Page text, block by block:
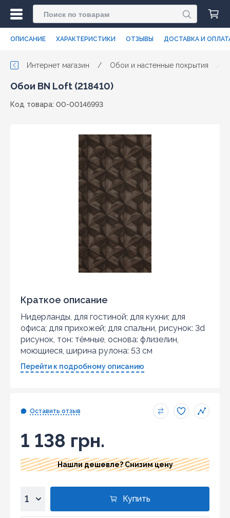
ОПИСАНИЕ ХАРАКТЕРИСТИКИ ОТЗЫВЫ ДОСТАВКА И
Интернет магазин / Обои и настенные покрытия
Обои BN Loft (218410)
Код товара: 00-00146993
Краткое описание
Нидерланды, для гостиной; для кухни; для
офиса; для прихожей; для спальни, рисунок: 3d
рисунок, тон: тёмные, основа: флизелин,
моющиеся, ширина рулона: 53 см
Перейти к подробному описанию
Оставить отзыв
1 138 грн.
Нашли дешевле? Снизим цену
Купить